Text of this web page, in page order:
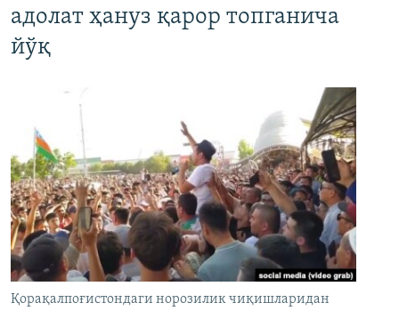
ИЖТИМОИЙ ТАРМОҚЛАР
Озодлик бошқа тилларда
адолат ҳануз қарор топганича
йўқ
Қорақалпоғистондаги норозилик чиқишларидан